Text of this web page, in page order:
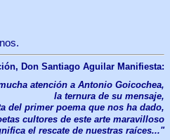
Don Santiago Aguilar Manifiesta:
atención a Antonio Goicochea,
la ternura de su mensaje,
del primer poema que nos ha dado,
cultores de este arte maravilloso
el rescate de nuestras raíces..."